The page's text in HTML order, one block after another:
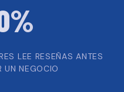
LEE RESEÑAS ANTES
UN NEGOCIO